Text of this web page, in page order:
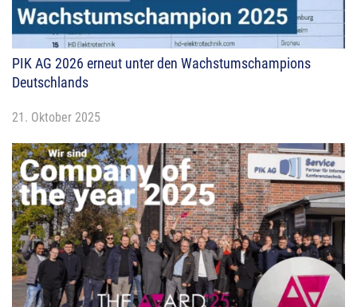
PIK AG 2026 erneut unter den Wachstumschampions
Deutschlands
21. Oktober 2025